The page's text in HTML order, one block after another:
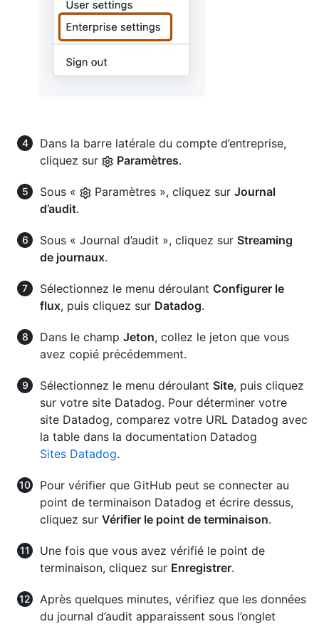
Dans la barre latérale du compte d’entreprise,
cliquez sur
Paramètres.
Sous « Paramètres », cliquez sur Journal
d’audit.
Sous « Journal d’audit », cliquez sur Streaming
de journaux.
Sélectionnez le menu déroulant Configurer le
flux, puis cliquez sur Datadog.
Dans le champ Jeton, collez le jeton que vous
avez copié précédemment.
Sélectionnez le menu déroulant Site, puis cliquez
sur votre site Datadog. Pour déterminer votre
site Datadog, comparez votre URL Datadog avec
la table dans la documentation Datadog
Sites Datadog.
Pour vérifier que GitHub peut se connecter au
point de terminaison Datadog et écrire dessus,
cliquez sur Vérifier le point de terminaison.
Une fois que vous avez vérifié le point de
terminaison, cliquez sur Enregistrer.
Après quelques minutes, vérifiez que les données
du journal d’audit apparaissent sous l’onglet